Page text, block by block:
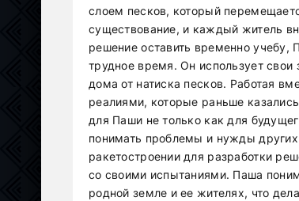
слоем песков, который
существование, и каждый житель
решение оставить временно
трудное время. Он использует
дома от натиска песков. Работая
реалиями, которые раньше
для Паши не только как для
понимать проблемы и нужды
ракетостроении для разработки
со своими испытаниями. Паша
родной земле и ее жителях, что